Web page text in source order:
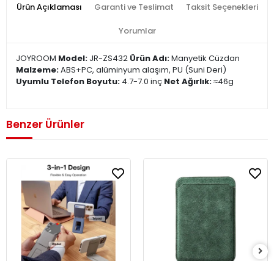
Ürün Açıklaması Garanti ve Teslimat Taksit Seçenekleri
Yorumlar
JOYROOM Model: JR-ZS432 Ürün Adı:Manyetik Cüzdan
Malzeme:ABS+PC, alüminyum alaşım, PU (Suni Deri)
Uyumlu Telefon Boyutu: 4.7-7.0 inç Net Ağırlık:≈46g
Benzer Ürünler